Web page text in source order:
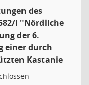
des
I "Nördliche
der 6.
einer durch
Kastanie